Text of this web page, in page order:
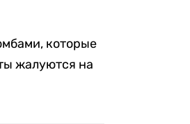
которые
жалуются на